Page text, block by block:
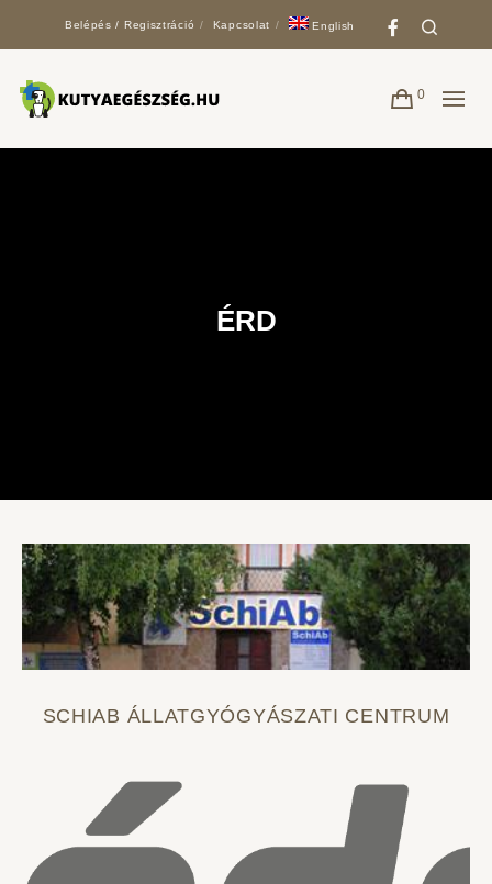
Belépés / Regisztráció Kapcsolat English
0
ÉRD
SCHIAB ÁLLATGYÓGYÁSZATI CENTRUM